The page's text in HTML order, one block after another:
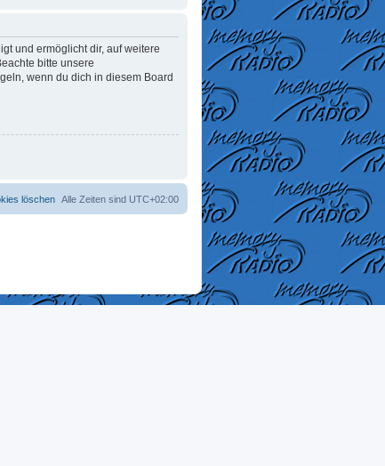
und ermöglicht dir, auf weitere
bitte unsere
wenn du dich in diesem Board
Alle Zeiten sind UTC+02:00
löschen